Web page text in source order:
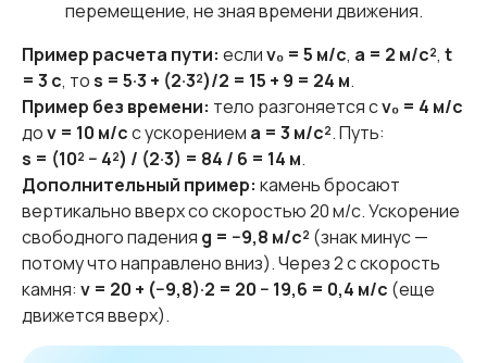
перемещение, не зная времени движения.
Пример расчета пути: еслиv₀ = 5 м/с, a = 2 м/с², t
= 3 с, тоs = 5·3 + (2·3²)/2 = 15 + 9 = 24 м.
Пример без времени: тело разгоняется сv₀ = 4 м/с
доv = 10 м/сс ускорением a = 3 м/с². Путь:
s = (10² − 4²) / (2·3) = 84 / 6 = 14 м.
Дополнительный пример: камень бросают
вертикально вверх со скоростью 20 м/с. Ускорение
свободного падения g = −9,8 м/с² (знак минус —
потому что направлено вниз). Через 2 с скорость
камня: v = 20 + (−9,8)·2 = 20 − 19,6 = 0,4 м/с (еще
движется вверх).